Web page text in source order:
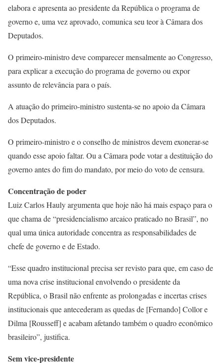
elabora e apresenta ao presidente da República o programa de
governo e, uma vez aprovado, comunica seu teor à Câmara dos
Deputados.
O primeiro-ministro deve comparecer mensalmente ao Congresso,
para explicar a execução do programa de governo ou expor
assunto de relevância para o país.
A atuação do primeiro-ministro sustenta-se no apoio da Câmara
dos Deputados.
O primeiro-ministro e o conselho de ministros devem exonerar-se
quando esse apoio faltar. Ou a Câmara pode votar a destituição do
governo antes do fim do mandato, por meio do voto de censura.
Concentração de poder
Luiz Carlos Hauly argumenta que hoje não há mais espaço para o
que chama de “presidencialismo arcaico praticado no Brasil”, no
qual uma única autoridade concentra as responsabilidades de
chefe de governo e de Estado.
“Esse quadro institucional precisa ser revisto para que, em caso de
uma nova crise institucional envolvendo o presidente da
República, o Brasil não enfrente as prolongadas e incertas crises
institucionais que antecederam as quedas de [Fernando] Collor e
Dilma [Rousseff] e acabam afetando também o quadro econômico
brasileiro”, justifica.
Sem vice-presidente